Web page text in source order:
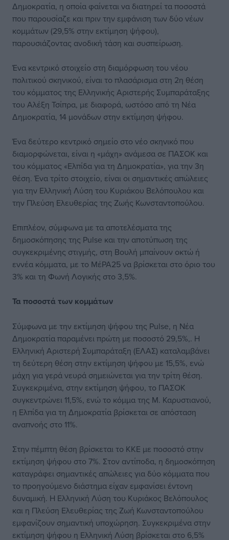
Δημοκρατία, η οποία φαίνεται να διατηρεί τα ποσοστά
που παρουσίαζε και πριν την εμφάνιση των δύο νέων
κομμάτων (29,5% στην εκτίμηση ψήφου),
παρουσιάζοντας ανοδική τάση και συσπείρωση.
Ένα κεντρικό στοιχείο στη διαμόρφωση του νέου
πολιτικού σκηνικού, είναι το πλασάρισμα στη 2η θέση
του κόμματος της Ελληνικής Αριστερής Συμπαράταξης
του Αλέξη Τσίπρα, με διαφορά, ωστόσο από τη Νέα
Δημοκρατία, 14 μονάδων στην εκτίμηση ψήφου.
Ένα δεύτερο κεντρικό σημείο στο νέο σκηνικό που
διαμορφώνεται, είναι η «μάχη» ανάμεσα σε ΠΑΣΟΚ και
του κόμματος «Ελπίδα για τη Δημοκρατία», για την 3η
θέση. Ένα τρίτο στοιχείο, είναι οι σημαντικές απώλειες
για την Ελληνική Λύση του Κυριάκου Βελόπουλου και
την Πλεύση Ελευθερίας της Ζωής Κωνσταντοπούλου.
Επιπλέον, σύμφωνα με τα αποτελέσματα της
δημοσκόπησης της Pulse και την αποτύπωση της
συγκεκριμένης στιγμής, στη Βουλή μπαίνουν οκτώ ή
εννέα κόμματα, με το ΜέΡΑ25 να βρίσκεται στο όριο του
3% και τη Φωνή Λογικής στο 3,5%.
Τα ποσοστά των κομμάτων
Σύμφωνα με την εκτίμηση ψήφου της Pulse, η Νέα
Δημοκρατία παραμένει πρώτη με ποσοστό 29,5%,. Η
Ελληνική Αριστερή Συμπαράταξη (ΕΛΑΣ) καταλαμβάνει
τη δεύτερη θέση στην εκτίμηση ψήφου με 15,5%, ενώ
μάχη για γερά νευρά σημειώνεται για την τρίτη θέση.
Συγκεκριμένα, στην εκτίμηση ψήφου, το ΠΑΣΟΚ
συγκεντρώνει 11,5%, ενώ το κόμμα της Μ. Καρυστιανού,
η Ελπίδα για τη Δημοκρατία βρίσκεται σε απόσταση
αναπνοής στο 11%.
Στην πέμπτη θέση βρίσκεται το ΚΚΕ με ποσοστό στην
εκτίμηση ψήφου στο 7%. Στον αντίποδα, η δημοσκόπηση
καταγράφει σημαντικές απώλειες για δύο κόμματα που
το προηγούμενο διάστημα είχαν εμφανίσει έντονη
δυναμική. Η Ελληνική Λύση του Κυριάκος Βελόπουλος
και η Πλεύση Ελευθερίας της Ζωή Κωνσταντοπούλου
εμφανίζουν σημαντική υποχώρηση. Συγκεκριμένα στην
εκτίμηση ψήφου η Ελληνική Λύση βρίσκεται στο 6,5%